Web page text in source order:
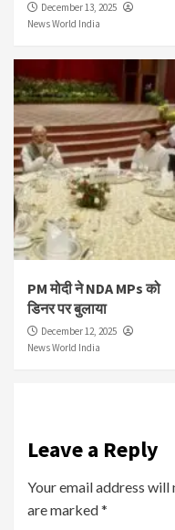
December 13, 2025
News World India
PM मोदी ने NDA MPs को
डिनर पर बुलाया
December 12, 2025
News World India
Leave a Reply
Your email address will
are marked*